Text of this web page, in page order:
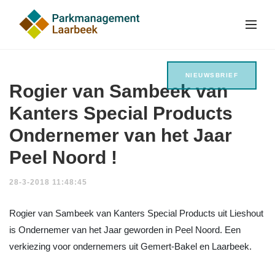
Rogier van Sambeek van
Kanters Special Products
Ondernemer van het Jaar
Peel Noord !
28-3-2018 11:48:45
Rogier van Sambeek van Kanters Special Products uit Lieshout
is Ondernemer van het Jaar geworden in Peel Noord. Een
verkiezing voor ondernemers uit Gemert-Bakel en Laarbeek.
NIEUWSBRIEF